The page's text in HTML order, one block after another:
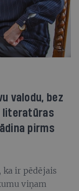
valodu, bez
literatūras
pirms
ir pēdējais
viņam